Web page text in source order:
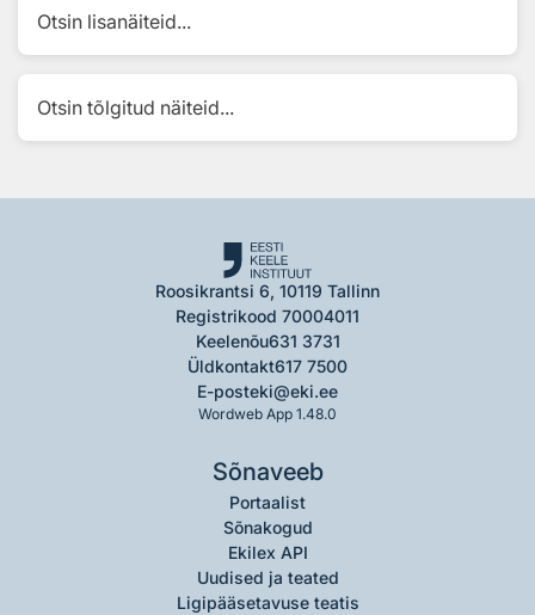
Otsin lisanäiteid...
Otsin tõlgitud näiteid...
Roosikrantsi 6, 10119 Tallinn
Registrikood 70004011
Keelenõu631 3731
Üldkontakt617 7500
E-posteki@eki.ee
Wordweb App 1.48.0
Sõnaveeb
Portaalist
Sõnakogud
Ekilex API
Uudised ja teated
Ligipääsetavuse teatis